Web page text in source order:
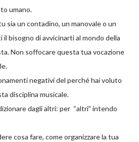
umano.
sia un contadino, un manovale o un
il bisogno di avvicinarti al mondo della
Non soffocare questa tua vocazione
negativi del perché hai voluto
disciplina musicale.
dagli altri: per “altri” intendo
cosa fare, come organizzare la tua